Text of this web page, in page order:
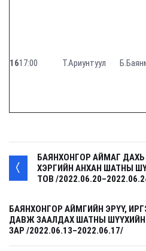
1617:00 Т.Ариунтуул
БАЯНХОНГОР АЙМАГ
ХЭРГИЙН АНХАН ШАТНЫ
ТОВ /
БАЯНХОНГОР АЙМГИЙН ЭРҮҮ,
ДАВЖ ЗААЛДАХ ШАТНЫ
ЗАР /2022.06.13–2022.06.17/